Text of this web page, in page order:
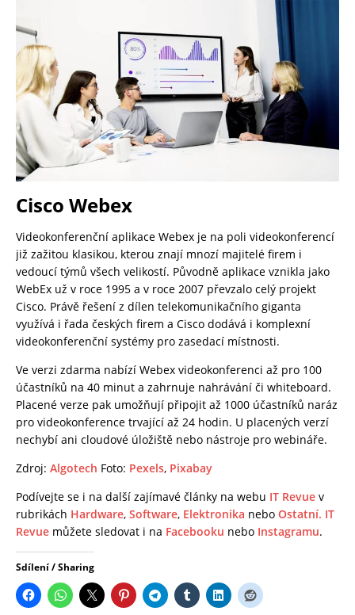
Cisco Webex
Videokonferenční aplikace Webex je na poli videokonferencí
již zažitou klasikou, kterou znají mnozí majitelé firem i
vedoucí týmů všech velikostí. Původně aplikace vznikla jako
WebEx už v roce 1995 a v roce 2007 převzalo celý projekt
Cisco. Právě řešení z dílen telekomunikačního giganta
využívá i řada českých firem a Cisco dodává i komplexní
videokonferenční systémy pro zasedací místnosti.
Ve verzi zdarma nabízí Webex videokonferenci až pro 100
účastníků na 40 minut a zahrnuje nahrávání či whiteboard.
Placené verze pak umožňují připojit až 1000 účastníků naráz
pro videokonference trvající až 24 hodin. U placených verzí
nechybí ani cloudové úložiště nebo nástroje pro webináře.
Zdroj: Algotech Foto: Pexels, Pixabay
Podívejte se i na další zajímavé články na webu IT Revue v
rubrikách Hardware, Software, Elektronika nebo Ostatní. IT
Revue můžete sledovat i na Facebooku nebo Instagramu.
Sdílení / Sharing